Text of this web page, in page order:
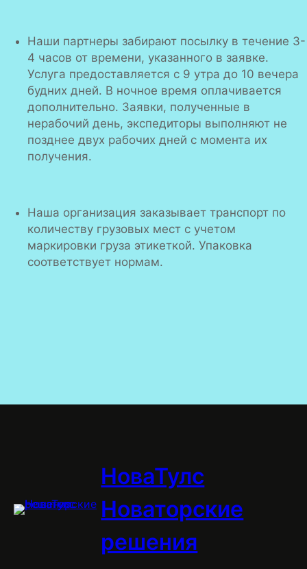
Наши партнеры забирают посылку в течение 3-
4 часов от времени, указанного в заявке.
Услуга предоставляется с 9 утра до 10 вечера
будних дней. В ночное время оплачивается
дополнительно. Заявки, полученные в
нерабочий день, экспедиторы выполняют не
позднее двух рабочих дней с момента их
получения.
Наша организация заказывает транспорт по
количеству грузовых мест с учетом
маркировки груза этикеткой. Упаковка
соответствует нормам.
НоваТулс
Новаторские
решения